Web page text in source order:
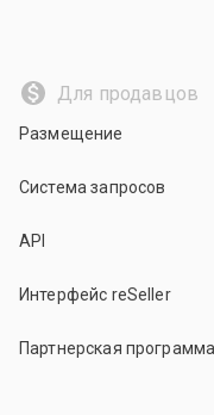
Для продавцов
Размещение
Система запросов
API
Интерфейс reSeller
Партнерская программа